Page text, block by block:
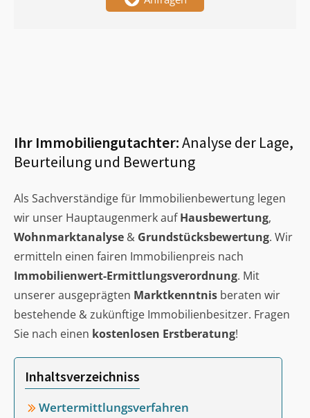
Ihr Immobiliengutachter:Analyse der Lage,
Beurteilung und Bewertung
Als Sachverständige für Immobilienbewertung legen
wir unser Hauptaugenmerk aufHausbewertung,
Wohnmarktanalyse & Grundstücksbewertung. Wir
ermitteln einen fairen Immobilienpreis nach
Immobilienwert-Ermittlungsverordnung. Mit
unserer ausgeprägten Marktkenntnis beraten wir
bestehende & zukünftige Immobilienbesitzer. Fragen
Sie nach einen kostenlosen Erstberatung!
Inhaltsverzeichniss
Wertermittlungsverfahren